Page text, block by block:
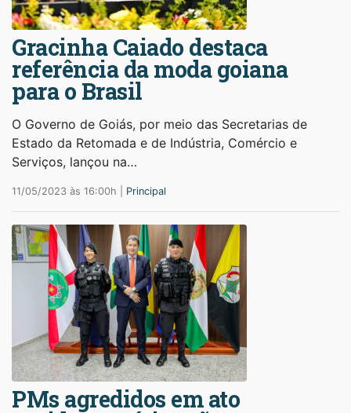
Gracinha Caiado destaca
referência da moda goiana
para o Brasil
O Governo de Goiás, por meio das Secretarias de
Estado da Retomada e de Indústria, Comércio e
Serviços, lançou na…
11/05/2023 às 16:00h | Principal
PMs agredidos em ato